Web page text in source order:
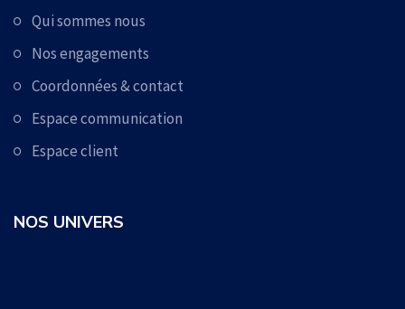
Qui sommes nous
Nos engagements
Coordonnées & contact
Espace communication
Espace client
NOS UNIVERS